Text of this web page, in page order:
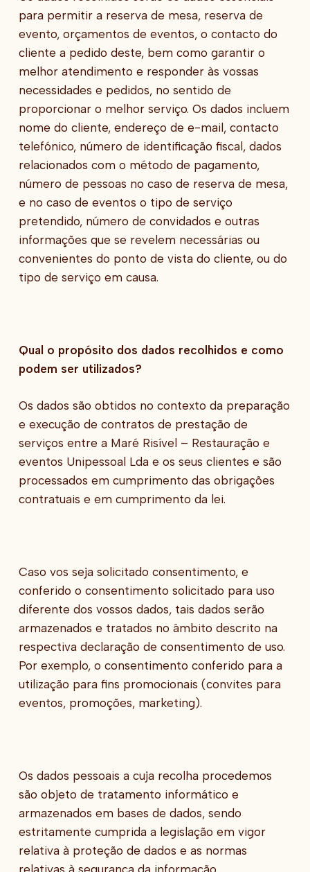
para permitir a reserva de mesa, reserva de
evento, orçamentos de eventos, o contacto do
cliente a pedido deste, bem como garantir o
melhor atendimento e responder às vossas
necessidades e pedidos, no sentido de
proporcionar o melhor serviço. Os dados incluem
nome do cliente, endereço de e-mail, contacto
telefónico, número de identificação fiscal, dados
relacionados com o método de pagamento,
número de pessoas no caso de reserva de mesa,
e no caso de eventos o tipo de serviço
pretendido, número de convidados e outras
informações que se revelem necessárias ou
convenientes do ponto de vista do cliente, ou do
tipo de serviço em causa.
Qual o propósito dos dados recolhidos e como
podem ser utilizados?
Os dados são obtidos no contexto da preparação
e execução de contratos de prestação de
serviços entre a Maré Risível – Restauração e
eventos Unipessoal Lda e os seus clientes e são
processados em cumprimento das obrigações
contratuais e em cumprimento da lei.
Caso vos seja solicitado consentimento, e
conferido o consentimento solicitado para uso
diferente dos vossos dados, tais dados serão
armazenados e tratados no âmbito descrito na
respectiva declaração de consentimento de uso.
Por exemplo, o consentimento conferido para a
utilização para fins promocionais (convites para
eventos, promoções, marketing).
Os dados pessoais a cuja recolha procedemos
são objeto de tratamento informático e
armazenados em bases de dados, sendo
estritamente cumprida a legislação em vigor
relativa à proteção de dados e as normas
relativas à segurança da informação.